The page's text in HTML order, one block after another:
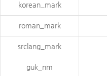
korean_mark
roman_mark
srclang_mark
guk_nm